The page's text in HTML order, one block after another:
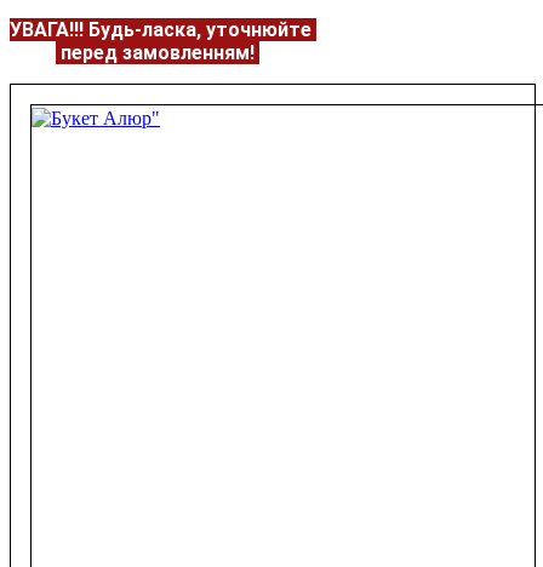
УВАГА!!! Будь-ласка, уточнюйте
перед замовленням!